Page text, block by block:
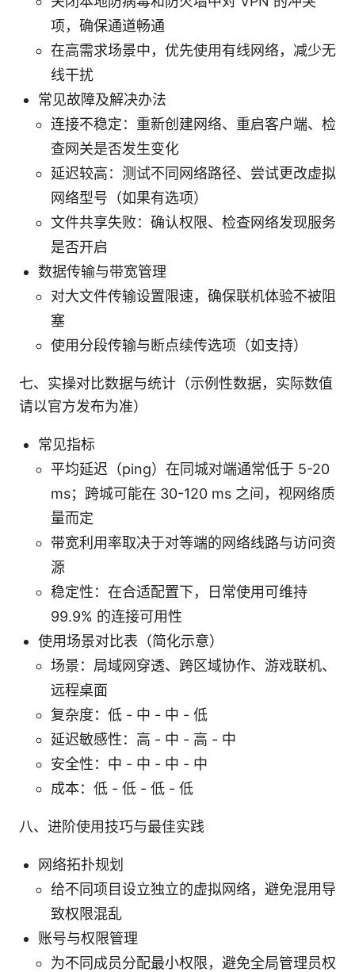
项，确保通道畅通
在高需求场景中，优先使用有线网络，减少无
线干扰
常见故障及解决办法
连接不稳定：重新创建网络、重启客户端、检
查网关是否发生变化
延迟较高：测试不同网络路径、尝试更改虚拟
网络型号（如果有选项）
文件共享失败：确认权限、检查网络发现服务
是否开启
数据传输与带宽管理
对大文件传输设置限速，确保联机体验不被阻
塞
使用分段传输与断点续传选项（如支持）
七、实操对比数据与统计（示例性数据，实际数值
请以官方发布为准）
常见指标
平均延迟（ping）在同城对端通常低于 5-20
ms；跨城可能在 30-120 ms 之间，视网络质
量而定
带宽利用率取决于对等端的网络线路与访问资
源
稳定性：在合适配置下，日常使用可维持
99.9% 的连接可用性
使用场景对比表（简化示意）
场景：局域网穿透、跨区域协作、游戏联机、
远程桌面
复杂度：低 - 中 - 中 - 低
延迟敏感性：高 - 中 - 高 - 中
安全性：中 - 中 - 中 - 中
成本：低 - 低 - 低 - 低
八、进阶使用技巧与最佳实践
网络拓扑规划
给不同项目设立独立的虚拟网络，避免混用导
致权限混乱
账号与权限管理
为不同成员分配最小权限，避免全局管理员权